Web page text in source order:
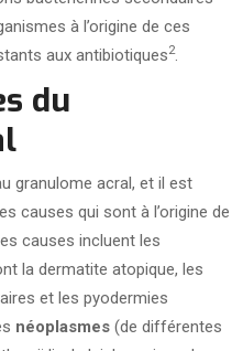
à l’origine de ces
aux antibiotiques2.
du
granulome acral, et il est
causes qui sont à l’origine de
causes incluent les
la dermatite atopique, les
et les pyodermies
néoplasmes (de différentes